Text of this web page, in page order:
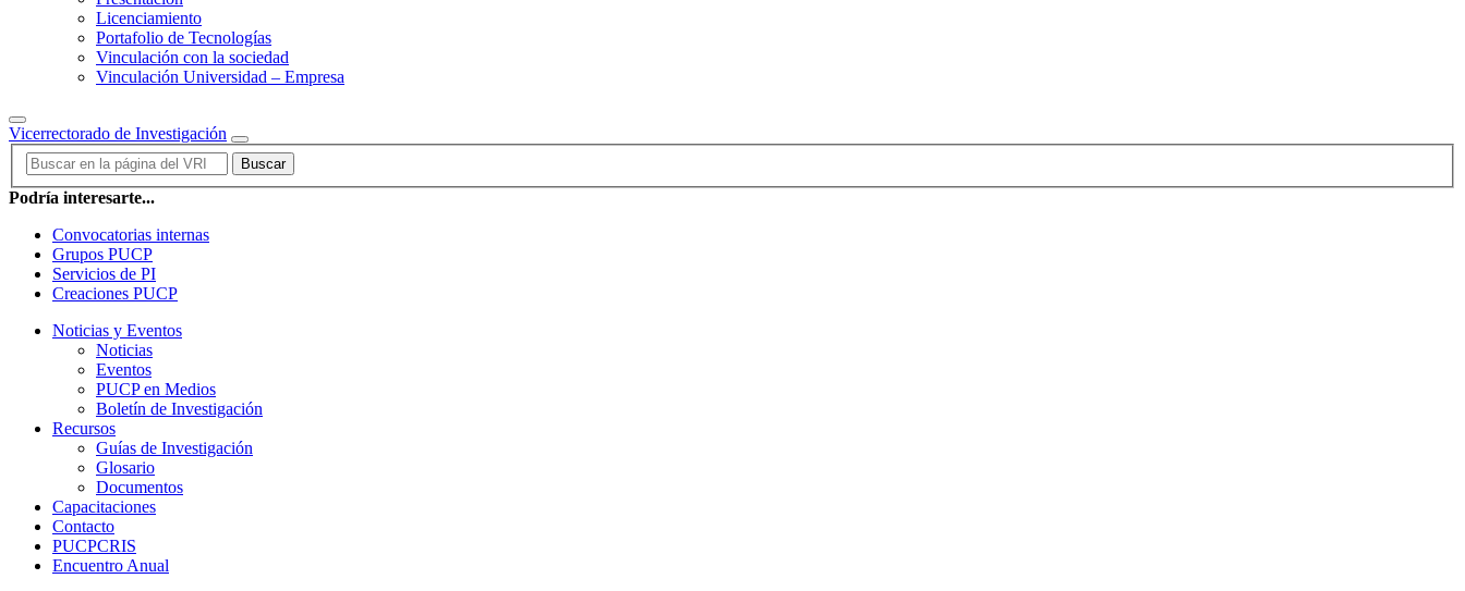
Licenciamiento
Portafolio de Tecnologías
Vinculación con la sociedad
Vinculación Universidad – Empresa
Vicerrectorado de Investigación
Buscar
Podría interesarte...
Convocatorias internas
Grupos PUCP
Servicios de PI
Creaciones PUCP
Noticias y Eventos
Noticias
Eventos
PUCP en Medios
Boletín de Investigación
Recursos
Guías de Investigación
Glosario
Documentos
Capacitaciones
Contacto
PUCPCRIS
Encuentro Anual